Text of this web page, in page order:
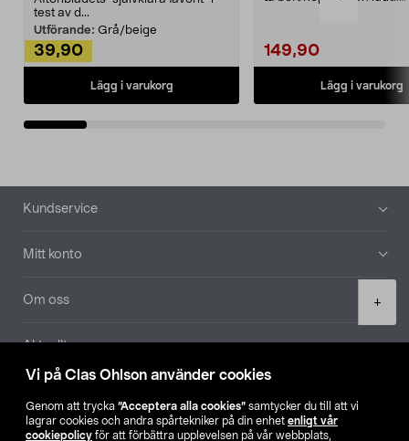
Vi på Clas Ohlson använder cookies
Genom att trycka ”Acceptera alla cookies” samtycker du till att vi
lagrar cookies och andra spårtekniker på din enhet enligt vår
cookiepolicy för att förbättra upplevelsen på vår webbplats,
+
test av d...
Utförande: Grå/beige
39,90
Lägg i varukorg
149,90
Lägg i varukorg
Sidfot
Kundservice
Mitt konto
Om oss
Aktuellt
Hitta butik